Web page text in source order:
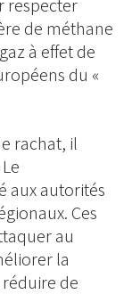
respecter
de méthane
à effet de
du «
rachat, il
aux autorités
Ces
au
la
de